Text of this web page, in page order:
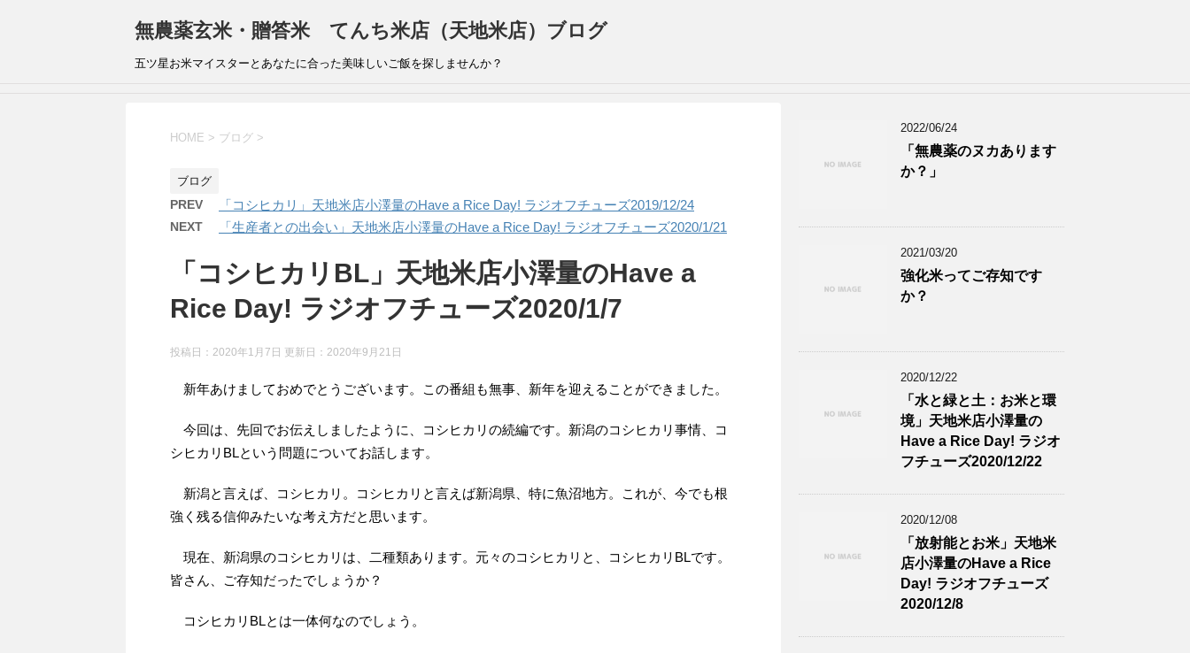
無農薬玄米・贈答米 てんち米店（天地米店）ブログ
五ツ星お米マイスターとあなたに合った美味しいご飯を探しませんか？
HOME > ブログ >
ブログ
PREV 「コシヒカリ」天地米店小澤量のHave a Rice Day! ラジオフチューズ2019/12/24
NEXT 「生産者との出会い」天地米店小澤量のHave a Rice Day! ラジオフチューズ2020/1/21
「コシヒカリBL」天地米店小澤量のHave a
Rice Day! ラジオフチューズ2020/1/7
投稿日：2020年1月7日 更新日： 2020年9月21日
新年あけましておめでとうございます。この番組も無事、新年を迎えることができました。
今回は、先回でお伝えしましたように、コシヒカリの続編です。新潟のコシヒカリ事情、コ
シヒカリBLという問題についてお話します。
新潟と言えば、コシヒカリ。コシヒカリと言えば新潟県、特に魚沼地方。これが、今でも根
強く残る信仰みたいな考え方だと思います。
現在、新潟県のコシヒカリは、二種類あります。元々のコシヒカリと、コシヒカリBLです。
皆さん、ご存知だったでしょうか？
コシヒカリBLとは一体何なのでしょう。
2022/06/24
「無農薬のヌカあります
か？」
2021/03/20
強化米ってご存知です
か？
2020/12/22
「水と緑と土：お米と環
境」天地米店小澤量の
Have a Rice Day! ラジオ
フチューズ2020/12/22
2020/12/08
「放射能とお米」天地米
店小澤量のHave a Rice
Day! ラジオフチューズ
2020/12/8